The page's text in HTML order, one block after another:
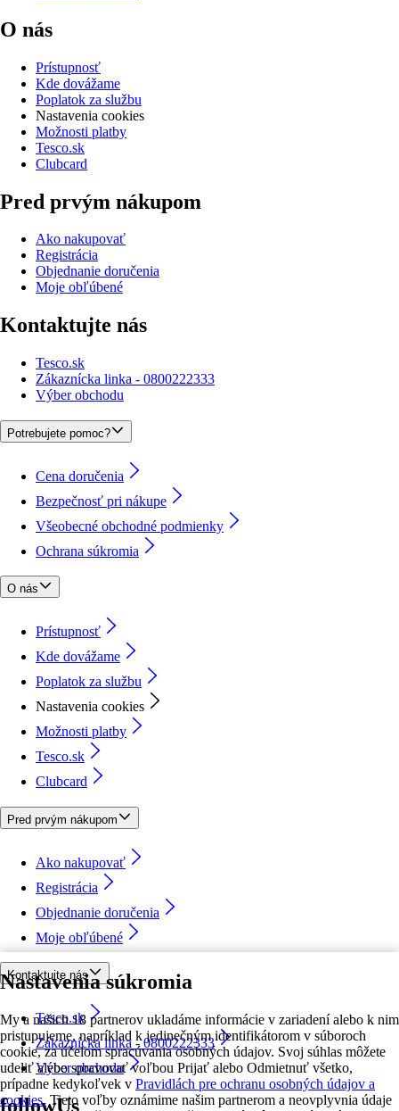
Nastavenia súkromia
My a našich 18 partnerov ukladáme informácie v zariadení alebo k nim
pristupujeme, napríklad k jedinečným identifikátorom v súboroch
cookie, za účelom spracúvania osobných údajov. Svoj súhlas môžete
udeliť alebo spravovať voľbou Prijať alebo Odmietnuť všetko,
prípadne kedykoľvek v Pravidlách pre ochranu osobných údajov a
cookies. Tieto voľby oznámime našim partnerom a neovplyvnia údaje
O nás
Prístupnosť
Kde dovážame
Poplatok za službu
Nastavenia cookies
Možnosti platby
Tesco.sk
Clubcard
Pred prvým nákupom
Ako nakupovať
Registrácia
Objednanie doručenia
Moje obľúbené
Kontaktujte nás
Tesco.sk
Zákaznícka linka - 0800222333
Výber obchodu
Potrebujete pomoc?
Cena doručenia
Bezpečnosť pri nákupe
Všeobecné obchodné podmienky
Ochrana súkromia
O nás
Prístupnosť
Kde dovážame
Poplatok za službu
Nastavenia cookies
Možnosti platby
Tesco.sk
Clubcard
Pred prvým nákupom
Ako nakupovať
Registrácia
Objednanie doručenia
Moje obľúbené
Kontaktujte nás
Tesco.sk
Zákaznícka linka - 0800222333
Výber obchodu
followUs